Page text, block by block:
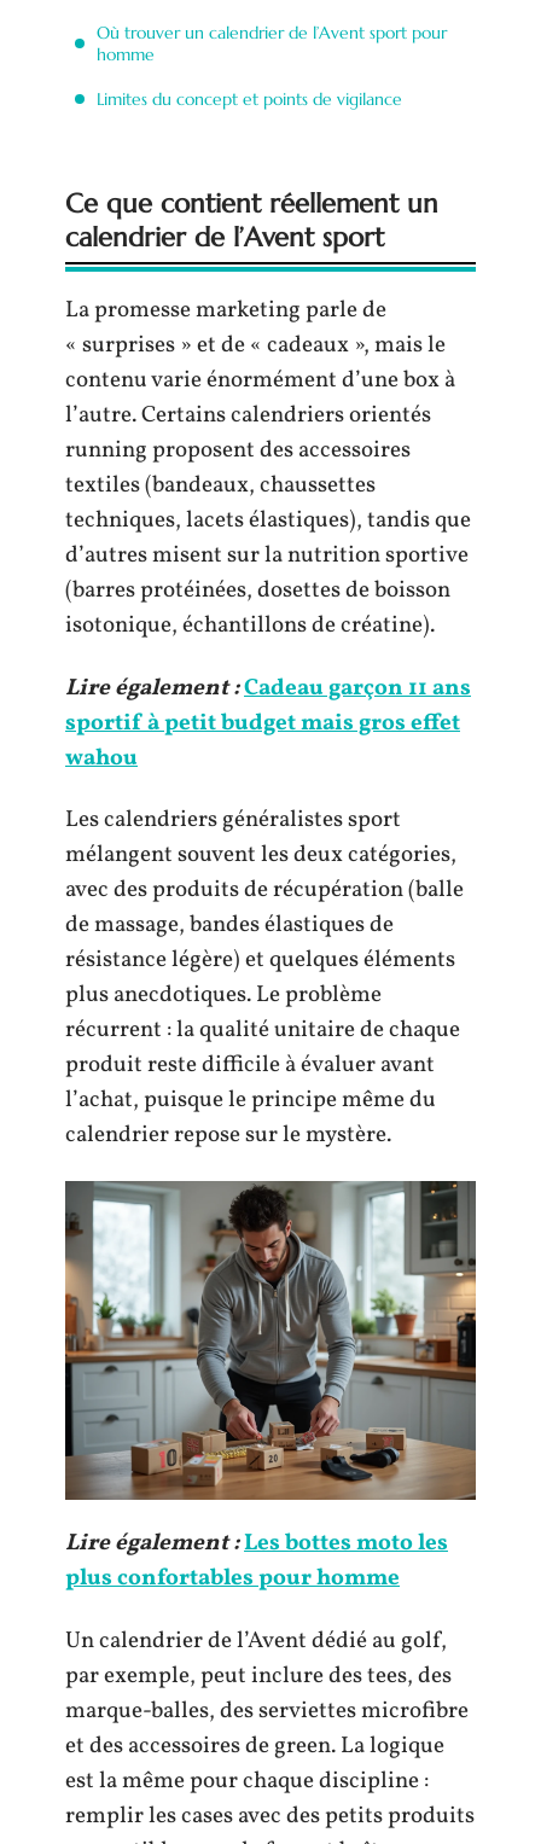
Où trouver un calendrier de l’Avent sport pour
homme
Limites du concept et points de vigilance
Ce que contient réellement un
calendrier de l’Avent sport
La promesse marketing parle de
« surprises » et de « cadeaux », mais le
contenu varie énormément d’une box à
l’autre. Certains calendriers orientés
running proposent des accessoires
textiles (bandeaux, chaussettes
techniques, lacets élastiques), tandis que
d’autres misent sur la nutrition sportive
(barres protéinées, dosettes de boisson
isotonique, échantillons de créatine).
Lire également :Cadeau garçon 11 ans
sportif à petit budget mais gros effet
wahou
Les calendriers généralistes sport
mélangent souvent les deux catégories,
avec des produits de récupération (balle
de massage, bandes élastiques de
résistance légère) et quelques éléments
plus anecdotiques. Le problème
récurrent : la qualité unitaire de chaque
produit reste difficile à évaluer avant
l’achat, puisque le principe même du
calendrier repose sur le mystère.
Lire également :Les bottes moto les
plus confortables pour homme
Un calendrier de l’Avent dédié au golf,
par exemple, peut inclure des tees, des
marque-balles, des serviettes microfibre
et des accessoires de green. La logique
est la même pour chaque discipline :
remplir les cases avec des petits produits